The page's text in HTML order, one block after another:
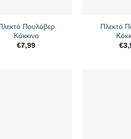
Πουλόβερ
Κόκκινο
€7,99
Πλεκτό
€